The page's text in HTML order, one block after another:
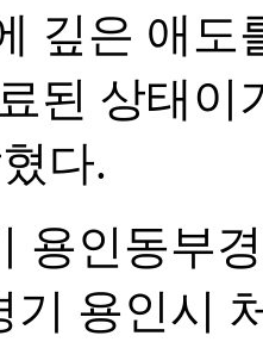
깊은 애
된 상태이
다.
용인동부
기 용인시